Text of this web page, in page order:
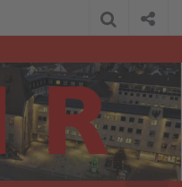
wir-hn.de –
wirland.eu